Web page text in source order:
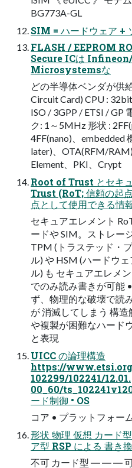
BG773A-GL
SIM = ハードウェア +
FLASH / EEPROM
Secure ICは
Microsystemsな
どの半導体ベンダが供
Circuit Card) CPU :
ISO / 3GPP / ETSI / GP
ク: 1～5MHz 形状 :
4FF(nano)、embedded
later)、OTA(RFM/
Element、PKI、Crypt
Root of Trust とセキ
Trust (RoT; 信頼の起
点として使用できる情
セキュアエレメント
ードや SIM。ストレー
TPM (トラステッド・
ル) や HSM (ハードウ
ル) も セキュアエレメ
でのみ読み書きが可能
ず、物理的な破壊で読
が 消滅してしまう 構
や複製が困難なハード
と表現
UICC の論理構造
https://
102299/102241/12.01.
00_60/
ード制御 • OS
コア • プラットフォー
形状 物理 仮想 カード
ア型 RSP による 書き
不可 カード型 ― ― ― 可